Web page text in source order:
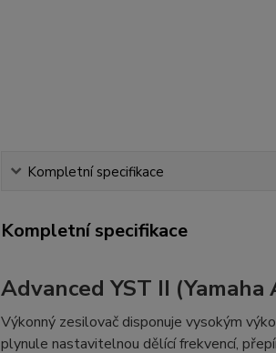
Kompletní specifikace
Kompletní specifikace
Advanced YST II
Výkonný zesilovač disponuje vysokým
plynule nastavitelnou dělící frekvencí,